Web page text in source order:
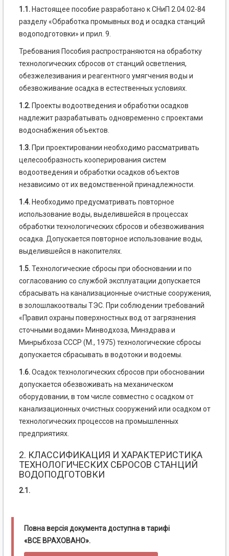
1.1. Настоящее пособие разработано к СНиП 2.04.02-84
разделу «Обработка промывных вод и осадка станций
водоподготовки» и прил. 9.
Требования Пособия распространяются на обработку
технологических сбросов от станций осветления,
обезжелезивания и реагентного умягчения воды и
обезвоживание осадка в естественных условиях.
1.2. Проекты водоотведения и обработки осадков
надлежит разрабатывать одновременно с проектами
водоснабжения объектов.
1.3. При проектировании необходимо рассматривать
целесообразность кооперирования систем
водоотведения и обработки осадков объектов
независимо от их ведомственной принадлежности.
1.4. Необходимо предусматривать повторное
использование воды, выделившейся в процессах
обработки технологических сбросов и обезвоживания
осадка. Допускается повторное использование воды,
выделившейся в накопителях.
1.5.Технологические сбросы при обосновании и по
согласованию со службой эксплуатации допускается
сбрасывать на канализационные очистные сооружения,
в золошлакоотвалы ТЭС. При соблюдении требований
«Правил охраны поверхностных вод от загрязнения
сточными водами» Минводхоза, Минздрава и
Минрыбхоза СССР (М., 1975) технологические сбросы
допускается сбрасывать в водотоки и водоемы.
1.6.Осадок технологических сбросов при обосновании
допускается обезвоживать на механическом
оборудовании, в том числе совместно с осадком от
канализационных очистных сооружений или осадком от
технологических процессов на промышленных
предприятиях.
2. КЛАССИФИКАЦИЯ И ХАРАКТЕРИСТИКА
ТЕХНОЛОГИЧЕСКИХ СБРОСОВ СТАНЦИЙ
ВОДОПОДГОТОВКИ
2.1.
Повна версія документа доступна в тарифі
«ВСЕ ВРАХОВАНО».